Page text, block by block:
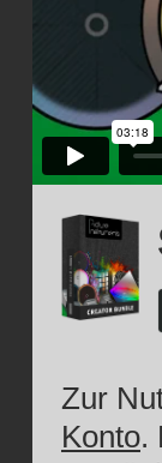
Zur
Konto.